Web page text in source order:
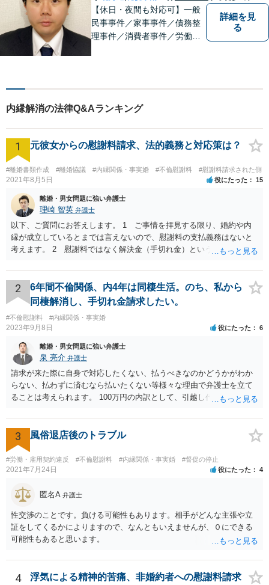
【休日・夜間も対応可】一般
民事事件／家事事件／債務整
理事件／消費者事件／労働事
を抱え込まず、まずは一度ご
相談ください！
詳細を見
る
内縁解消の法律Q&Aランキング
1 元彼女からの慰謝料請求、法的義務と対応策は？
#離婚書類作成 #離婚協議 #内縁関係・事実婚 #不倫慰謝料 #慰謝料請求された側
2021年8月5日 役にたった 15
離婚・男女問題に強い弁護士
理崎 智英 弁護士
以下、ご質問にお答えします。 1 ご事情を拝見する限り、婚約や内
縁が成立しているとまでは言えないので、慰謝料の支払義務はないと
考えます。 2 慰謝料ではなく解決金（手切れ金）という名目で数十
うに合意書を取り交わす必要はあると思います。 4 合意書を取り交
わし、その中で精算条項（一切の債権債務のないことを確認する）を
設ければ、大丈夫です。
2
6年間不倫関係、内4年は同棲生活。のち、私から
同棲解消し、手切れ金請求したい。
#不倫慰謝料 #内縁関係・事実婚
2023年9月8日 役にたった 6
離婚・男女問題に強い弁護士
泉 亮介 弁護士
請求が来た際に自身で対応したくない、払うべきなのかどうかがわか
らない、払わずに済むなら払いたくない等様々な理由で弁護士を立て
ることは考えられます。 100万円の内訳として、引越し代等でどの程
によっても追加での請求については変わってくるかと思われます。 ま
た、請求する金額によっては、相手方の判断として、それで全て終わ
るのであれば払っておしまいにする、という考え方もあり得ます。
3 風俗退店後のトラブル
#労働・雇用契約違反 #不倫慰謝料 #内縁関係・事実婚 #督促の停止
2021年7月24日 役にたった 4
匿名A 弁護士
性交渉のことです。負ける可能性もあります。相手がどんな主張や立
証をしてくるかによりますので、なんともいえませんが、０にできる
可能性もあると思います。
4
浮気による精神的苦痛、非婚約者への慰謝料請求